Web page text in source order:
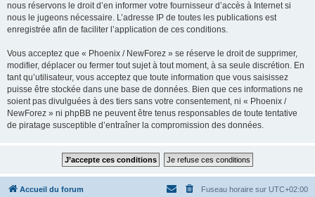
nous réservons le droit d’en informer votre fournisseur d’accès à Internet si
nous le jugeons nécessaire. L’adresse IP de toutes les publications est
enregistrée afin de faciliter l’application de ces conditions.
Vous acceptez que « Phoenix / NewForez » se réserve le droit de supprimer,
modifier, déplacer ou fermer tout sujet à tout moment, à sa seule discrétion. En
tant qu’utilisateur, vous acceptez que toute information que vous saisissez
puisse être stockée dans une base de données. Bien que ces informations ne
soient pas divulguées à des tiers sans votre consentement, ni « Phoenix /
NewForez » ni phpBB ne peuvent être tenus responsables de toute tentative
de piratage susceptible d’entraîner la compromission des données.
Accueil du forum Fuseau horaire sur UTC+02:00